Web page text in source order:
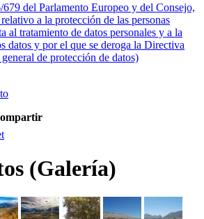
del Parlamento Europeo y del Consejo,
a la protección de las personas
al tratamiento de datos personales y a la
datos y por el que se deroga la Directiva
de protección de datos)
(Galería)